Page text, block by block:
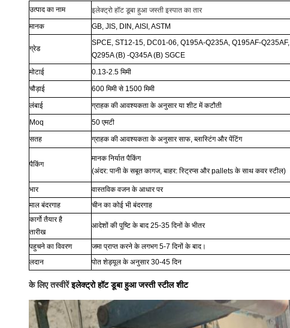
उत्पाद का नाम
इलेक्ट्रो हॉट डूबा हुआ जस्ती इस्पात का तार
मानक
GB, JIS, DIN, AISI, ASTM
ग्रेड
SPCE, ST12-15, DC01-06, Q195A-Q235A, Q195AF-Q235AF,
Q295A (B) -Q345A (B) SGCE
मोटाई
0.13-2.5 मिमी
चौड़ाई
600 मिमी से 1500 मिमी
लंबाई
ग्राहक की आवश्यकता के अनुसार या शीट में कटौती
Moq
50 एमटी
सतह
ग्राहक की आवश्यकता के अनुसार साफ, ब्लास्टिंग और पेंटिंग
पैकिंग
मानक निर्यात पैकिंग
(अंदर: पानी के सबूत कागज, बाहर: स्ट्रिप्स और pallets के साथ कवर स्टील)
भार
वास्तविक वजन के आधार पर
माल बंदरगाह
चीन का कोई भी बंदरगाह
कार्गो तैयार है
तारीख
आदेशों की पुष्टि के बाद 25-35 दिनों के भीतर
पहुचने का विवरण
जमा प्राप्त करने के लगभग 5-7 दिनों के बाद।
लदान
पोत शेड्यूल के अनुसार 30-45 दिन
के लिए तस्वीरेंइलेक्ट्रो हॉट डूबा हुआ जस्ती स्टील शीट